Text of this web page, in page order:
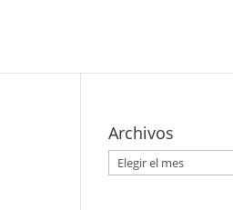
Archivos
Archivos